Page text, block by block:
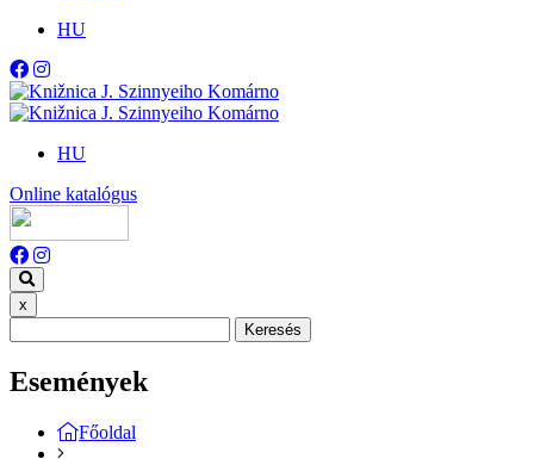
HU
HU
Online katalógus
x
Keresés
Események
Főoldal